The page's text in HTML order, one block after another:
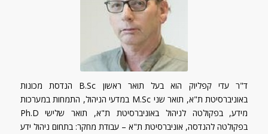
ד"ר עדי קפליוק הוא בעל תואר ראשון B.Sc הנדסת מכונות
באוניברסיטת ת"א, תואר שני M.Sc במדעי הניהול, התמחות במערכות
מידע, בפקולטה לניהול באוניברסיטת ת"א, תואר שלישי Ph.D
בפקולטה להנדסה, אוניברסיטת ת"א – עבודת מחקר: בתחום ניהול ידע